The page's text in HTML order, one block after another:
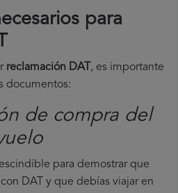
para
reclamación DAT , es importante
documentos:
de compra del
para demostrar que
DAT y que debías viajar en